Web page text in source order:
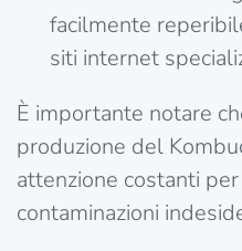
facilmente
siti internet
È importante notare
produzione del
attenzione costanti
contaminazioni